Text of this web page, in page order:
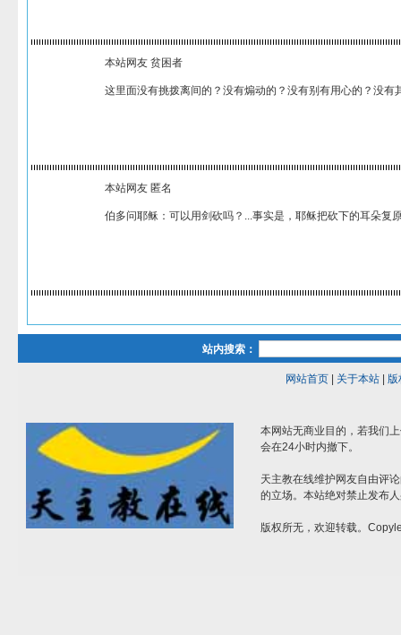
本站网友 贫困者
这里面没有挑拨离间的？没有煽动的？没有别有用心的？没有
本站网友 匿名
伯多问耶稣：可以用剑砍吗？...事实是，耶稣把砍下的耳朵复
站内搜索：
网站首页| 关于本站| 版
本网站无商业目的，若我们
会在24小时内撤下。
天主教在线维护网友自由评
的立场。本站绝对禁止发布
版权所无，欢迎转载。